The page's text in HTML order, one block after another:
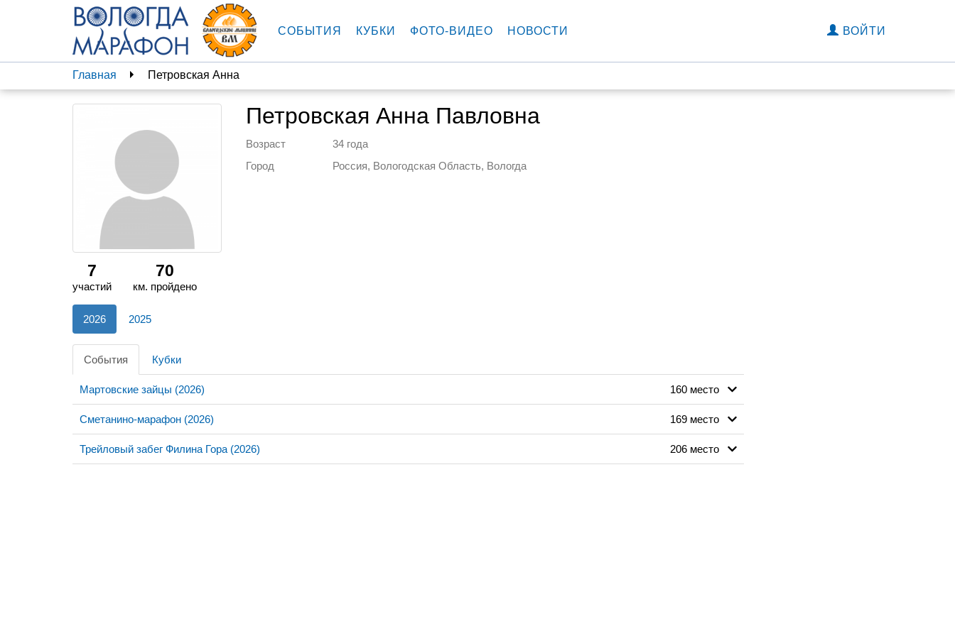
СОБЫТИЯ КУБКИ ФОТО-ВИДЕО НОВОСТИ ВОЙТИ
Главная Петровская Анна
Петровская Анна Павловна
Возраст
34 года
Город
Россия, Вологодская Область, Вологда
7
участий
70
км. пройдено
2026 2025
События Кубки
Мартовские зайцы (2026) 160 место
Сметанино-марафон (2026) 169 место
Трейловый забег Филина Гора (2026) 206 место